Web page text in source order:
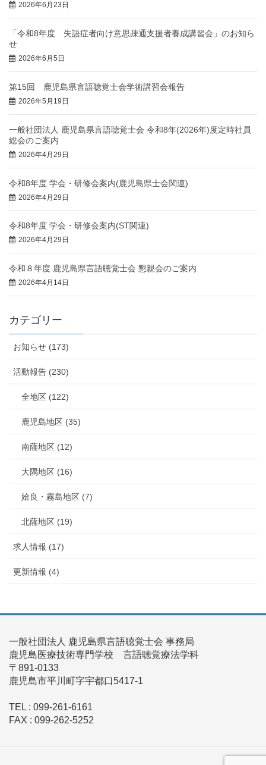
2026年6月23日
「令和8年度 失語症者向け意思疎通支援者養成講習会」のお知ら
せ
2026年6月5日
第15回 鹿児島県言語聴覚士会学術講習会報告
2026年5月19日
一般社団法人 鹿児島県言語聴覚士会 令和8年(2026年)度定時社員
総会のご案内
2026年4月29日
令和8年度 学会・研修会案内(鹿児島県士会関連)
2026年4月29日
令和8年度 学会・研修会案内(ST関連)
2026年4月29日
令和８年度 鹿児島県言語聴覚士会 懇親会のご案内
2026年4月14日
カテゴリー
お知らせ (173)
活動報告 (230)
全地区 (122)
鹿児島地区 (35)
南薩地区 (12)
大隅地区 (16)
姶良・霧島地区 (7)
北薩地区 (19)
求人情報 (17)
更新情報 (4)
一般社団法人 鹿児島県言語聴覚士会 事務局
鹿児島医療技術専門学校 言語聴覚療法学科
〒891-0133
鹿児島市平川町字宇都口5417-1
TEL : 099-261-6161
FAX : 099-262-5252